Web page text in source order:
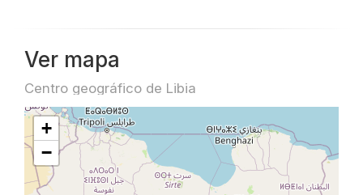
Ver mapa
Centro geográfico de Libia
+
−